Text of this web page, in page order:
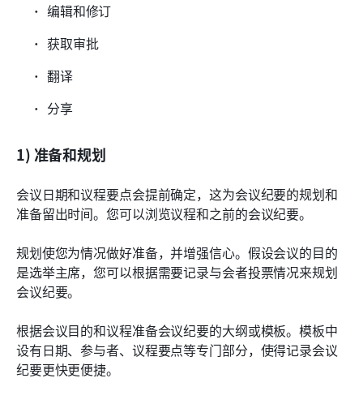
编辑和修订
获取审批
翻译
分享
1) 准备和规划
会议日期和议程要点会提前确定，这为会议纪要的规划和
准备留出时间。您可以浏览议程和之前的会议纪要。
规划使您为情况做好准备，并增强信心。假设会议的目的
是选举主席，您可以根据需要记录与会者投票情况来规划
会议纪要。
根据会议目的和议程准备会议纪要的大纲或模板。模板中
设有日期、参与者、议程要点等专门部分，使得记录会议
纪要更快更便捷。